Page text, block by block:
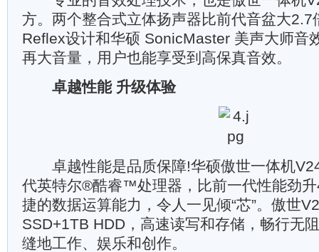
方。两个整合式立体扬声器比前代音盆大2.7
Reflex设计和华硕 SonicMaster 美声大师音
再大音量，用户也能享受到高保真音效。
卓越性能 升级体验
卓越性能是品质保障!华硕傲世一体机
代英特尔®酷睿™处理器，比前一代性能劲
捷的数据运算能力，令人一见倾“芯”。傲世
SSD+1TB HDD，高速读写和存储，畅行无
缝地工作、娱乐和创作。